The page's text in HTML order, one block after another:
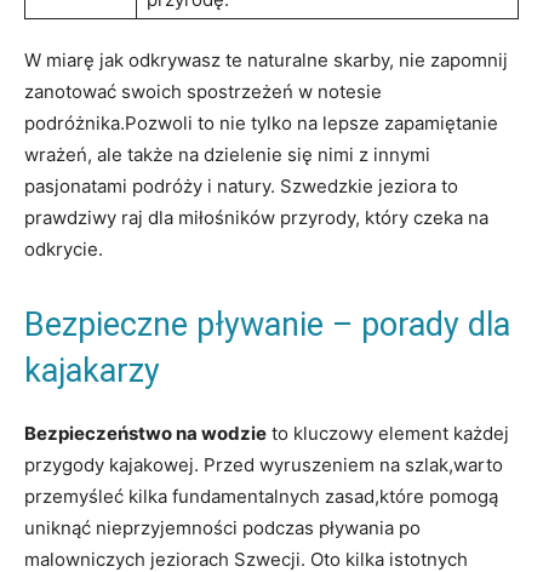
W miarę jak odkrywasz te naturalne skarby, nie zapomnij
zanotować swoich spostrzeżeń w notesie
podróżnika.Pozwoli to nie tylko na lepsze zapamiętanie
wrażeń, ale także na dzielenie się nimi z innymi
pasjonatami podróży i natury. Szwedzkie jeziora to
prawdziwy raj dla miłośników przyrody, który czeka na
odkrycie.
Bezpieczne pływanie – porady dla
kajakarzy
Bezpieczeństwo na wodzie to kluczowy element każdej
przygody kajakowej. Przed wyruszeniem na szlak,warto
przemyśleć kilka fundamentalnych zasad,które pomogą
uniknąć nieprzyjemności podczas pływania po
malowniczych jeziorach Szwecji. Oto kilka istotnych